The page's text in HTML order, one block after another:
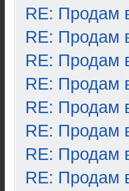
RE: Продам
RE: Продам
RE: Продам
RE: Продам
RE: Продам
RE: Продам
RE: Продам
RE: Продам